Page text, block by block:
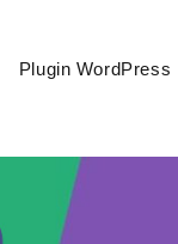
Plugin WordPress